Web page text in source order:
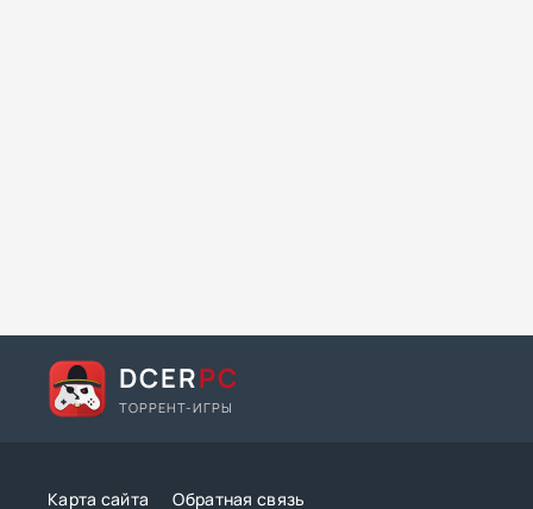
DCERPC
ТОРРЕНТ-ИГРЫ
Карта сайта Обратная связь